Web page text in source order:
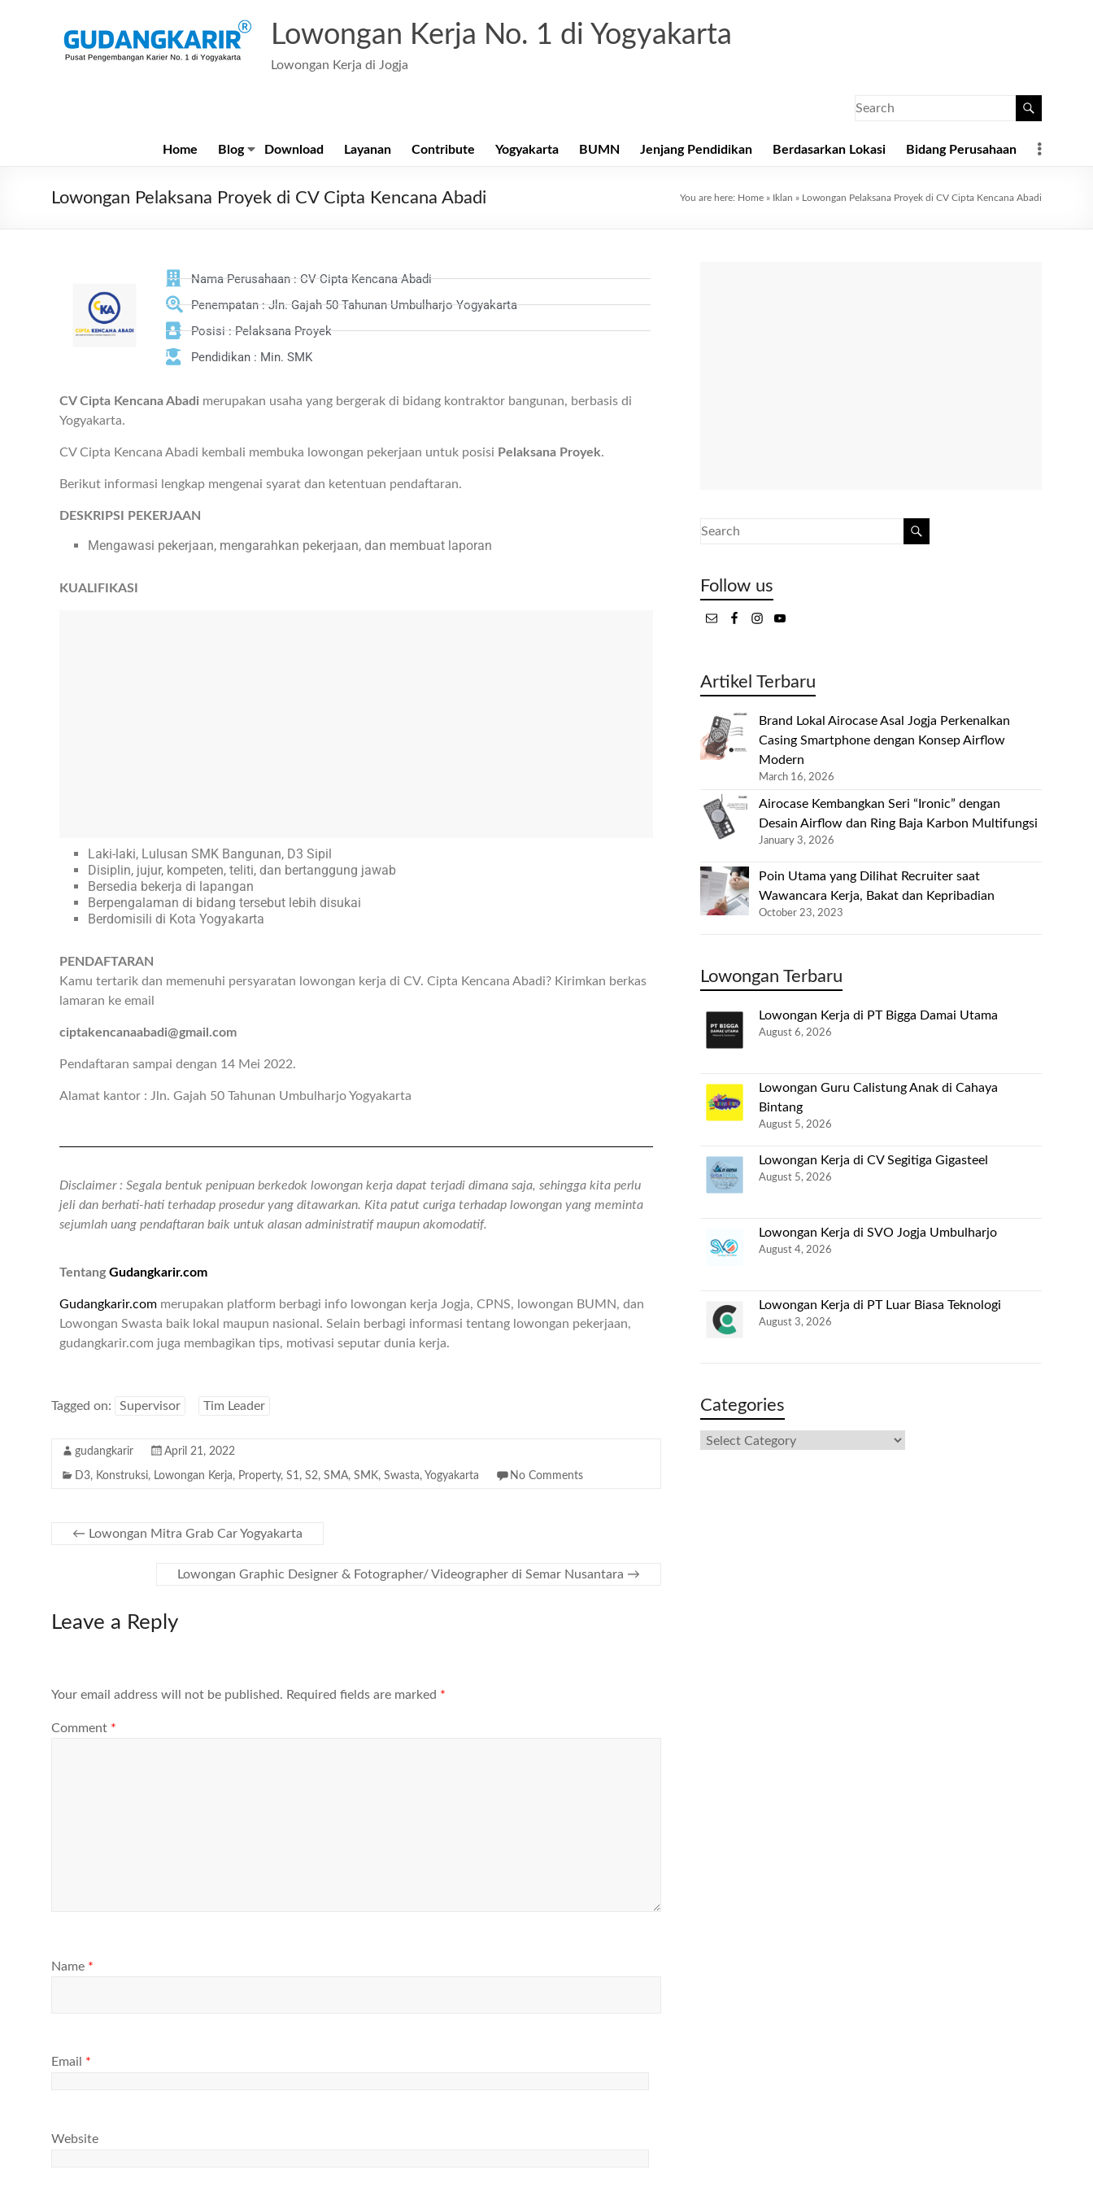
Lowongan Kerja No. 1 di Yogyakarta
Lowongan Kerja di Jogja
Home Blog Download Layanan Contribute Yogyakarta BUMN Jenjang Pendidikan Berdasarkan Lokasi Bidang Perusahaan
Lowongan Pelaksana Proyek di CV Cipta Kencana Abadi You are here: Home » Iklan » Lowongan Pelaksana Proyek di CV Cipta Kencana Abadi
Nama Perusahaan : CV Cipta Kencana Abadi
Penempatan : Jln. Gajah 50 Tahunan Umbulharjo Yogyakarta
Posisi : Pelaksana Proyek
Pendidikan : Min. SMK
CV Cipta Kencana Abadi merupakan usaha yang bergerak di bidang kontraktor bangunan, berbasis di
Yogyakarta.
CV Cipta Kencana Abadi kembali membuka lowongan pekerjaan untuk posisi Pelaksana Proyek.
Berikut informasi lengkap mengenai syarat dan ketentuan pendaftaran.
DESKRIPSI PEKERJAAN
Mengawasi pekerjaan, mengarahkan pekerjaan, dan membuat laporan
KUALIFIKASI
Laki-laki, Lulusan SMK Bangunan, D3 Sipil
Disiplin, jujur, kompeten, teliti, dan bertanggung jawab
Bersedia bekerja di lapangan
Berpengalaman di bidang tersebut lebih disukai
Berdomisili di Kota Yogyakarta
PENDAFTARAN
Kamu tertarik dan memenuhi persyaratan lowongan kerja di CV. Cipta Kencana Abadi? Kirimkan berkas
lamaran ke email
ciptakencanaabadi@gmail.com
Pendaftaran sampai dengan 14 Mei 2022.
Alamat kantor : Jln. Gajah 50 Tahunan Umbulharjo Yogyakarta
Disclaimer : Segala bentuk penipuan berkedok lowongan kerja dapat terjadi dimana saja, sehingga kita perlu
jeli dan berhati-hati terhadap prosedur yang ditawarkan. Kita patut curiga terhadap lowongan yang meminta
sejumlah uang pendaftaran baik untuk alasan administratif maupun akomodatif.
Tentang Gudangkarir.com
Gudangkarir.com merupakan platform berbagi info lowongan kerja Jogja, CPNS, lowongan BUMN, dan
Lowongan Swasta baik lokal maupun nasional. Selain berbagi informasi tentang lowongan pekerjaan,
gudangkarir.com juga membagikan tips, motivasi seputar dunia kerja.
Tagged on: Supervisor Tim Leader
gudangkarir April 21, 2022
D3, Konstruksi, Lowongan Kerja, Property, S1, S2, SMA, SMK, Swasta, Yogyakarta No Comments
← Lowongan Mitra Grab Car Yogyakarta
Lowongan Graphic Designer & Fotographer/ Videographer di Semar Nusantara →
Leave a Reply
Your email address will not be published. Required fields are marked *
Comment *
Name *
Email *
Website
Follow us
Artikel Terbaru
Brand Lokal Airocase Asal Jogja Perkenalkan
Casing Smartphone dengan Konsep Airflow
Modern
March 16, 2026
Airocase Kembangkan Seri “Ironic” dengan
Desain Airflow dan Ring Baja Karbon Multifungsi
January 3, 2026
Poin Utama yang Dilihat Recruiter saat
Wawancara Kerja, Bakat dan Kepribadian
October 23, 2023
Lowongan Terbaru
Lowongan Kerja di PT Bigga Damai Utama
August 6, 2026
Lowongan Guru Calistung Anak di Cahaya
Bintang
August 5, 2026
Lowongan Kerja di CV Segitiga Gigasteel
August 5, 2026
Lowongan Kerja di SVO Jogja Umbulharjo
August 4, 2026
Lowongan Kerja di PT Luar Biasa Teknologi
August 3, 2026
Categories